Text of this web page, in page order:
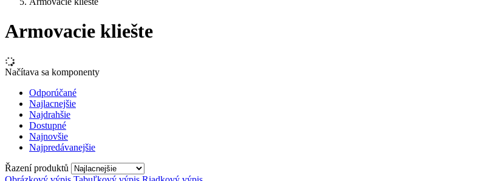
Armovacie kliešte
Načítava sa komponenty
Odporúčané
Najlacnejšie
Najdrahšie
Dostupné
Najnovšie
Najpredávanejšie
Řazení produktů